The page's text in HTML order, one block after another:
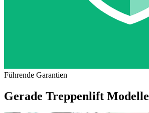
Führende Garantien
Gerade Treppenlift Modelle